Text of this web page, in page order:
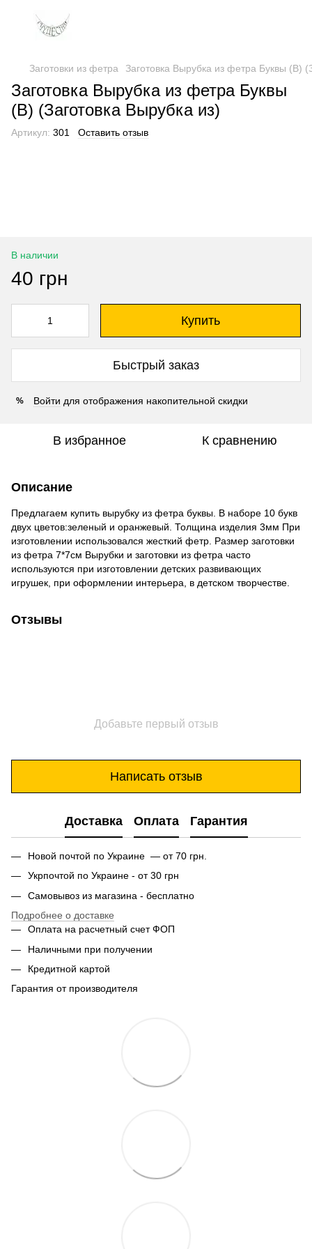
Заготовки из фетра Заготовка Вырубка из фетра Буквы (В)
Заготовка Вырубка из фетра Буквы
(В) (Заготовка Вырубка из)
Артикул: 301 Оставить отзыв
В наличии
40 грн
Купить
Быстрый заказ
% Войти для отображения накопительной скидки
В избранное К сравнению
Описание
Предлагаем купить вырубку из фетра буквы. В наборе 10 букв
двух цветов:зеленый и оранжевый. Толщина изделия 3мм При
изготовлении использовался жесткий фетр. Размер заготовки
из фетра 7*7см Вырубки и заготовки из фетра часто
используются при изготовлении детских развивающих
игрушек, при оформлении интерьера, в детском творчестве.
Отзывы
Добавьте первый отзыв
Написать отзыв
Доставка Оплата Гарантия
Новой почтой по Украине — от 70 грн.
Укрпочтой по Украине - от 30 грн
Самовывоз из магазина - бесплатно
Подробнее о доставке
Оплата на расчетный счет ФОП
Наличными при получении
Кредитной картой
Гарантия от производителя